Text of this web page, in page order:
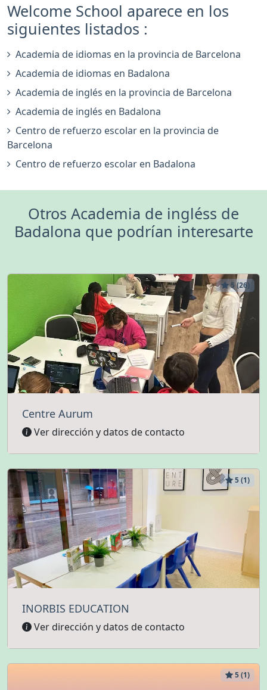
Welcome School aparece en los
siguientes listados :
Academia de idiomas en la provincia de Barcelona
Academia de idiomas en Badalona
Academia de inglés en la provincia de Barcelona
Academia de inglés en Badalona
Centro de refuerzo escolar en la provincia de
Barcelona
Centro de refuerzo escolar en Badalona
Otros Academia de ingléss de
Badalona que podrían interesarte
5 (26)
Centre Aurum
Ver dirección y datos de contacto
5 (1)
INORBIS EDUCATION
Ver dirección y datos de contacto
5 (1)